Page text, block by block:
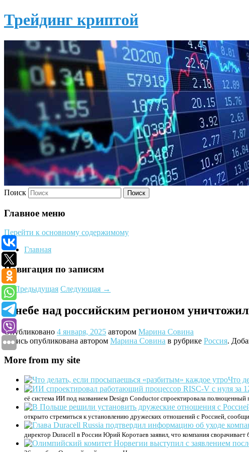
Трейдинг криптой
Поиск
Главное меню
Перейти к основному содержимому
Главная
Навигация по записям
←Предыдущая Следующая →
В небе над российским регионом
Опубликовано 4 января, 2025 автором Марина Совина
Запись опубликована автором Марина Совина в рубрике Россия.
More from my site
Что
её система ИИ под названием Design Conductor спроектировала
открыто стремиться к установлению дружеских отношений с Россией,
директор Duracell в России Юрий Коротаев заявил, что компания